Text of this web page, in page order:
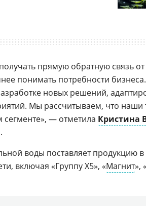
прямую обратную связь
понимать потребности
новых решений,
Мы рассчитываем, что
сегменте», — отметила Кристина
воды поставляет продукцию
включая «Группу X5», «Магнит», «